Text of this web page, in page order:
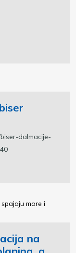
dalmacije-
na